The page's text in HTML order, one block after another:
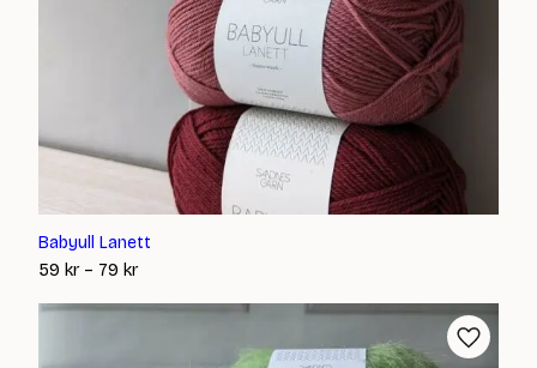
Babyull Lanett
59 kr – 79 krPrisintervall:
till